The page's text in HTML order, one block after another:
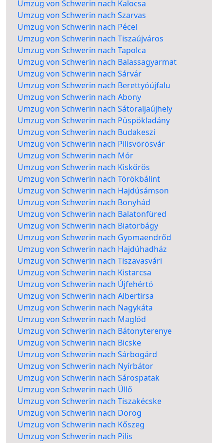
Umzug von Schwerin nach Kalocsa
Umzug von Schwerin nach Szarvas
Umzug von Schwerin nach Pécel
Umzug von Schwerin nach Tiszaújváros
Umzug von Schwerin nach Tapolca
Umzug von Schwerin nach Balassagyarmat
Umzug von Schwerin nach Sárvár
Umzug von Schwerin nach Berettyóújfalu
Umzug von Schwerin nach Abony
Umzug von Schwerin nach Sátoraljaújhely
Umzug von Schwerin nach Püspökladány
Umzug von Schwerin nach Budakeszi
Umzug von Schwerin nach Pilisvörösvár
Umzug von Schwerin nach Mór
Umzug von Schwerin nach Kiskőrös
Umzug von Schwerin nach Törökbálint
Umzug von Schwerin nach Hajdúsámson
Umzug von Schwerin nach Bonyhád
Umzug von Schwerin nach Balatonfüred
Umzug von Schwerin nach Biatorbágy
Umzug von Schwerin nach Gyomaendrőd
Umzug von Schwerin nach Hajdúhadház
Umzug von Schwerin nach Tiszavasvári
Umzug von Schwerin nach Kistarcsa
Umzug von Schwerin nach Újfehértó
Umzug von Schwerin nach Albertirsa
Umzug von Schwerin nach Nagykáta
Umzug von Schwerin nach Maglód
Umzug von Schwerin nach Bátonyterenye
Umzug von Schwerin nach Bicske
Umzug von Schwerin nach Sárbogárd
Umzug von Schwerin nach Nyírbátor
Umzug von Schwerin nach Sárospatak
Umzug von Schwerin nach Üllő
Umzug von Schwerin nach Tiszakécske
Umzug von Schwerin nach Dorog
Umzug von Schwerin nach Kőszeg
Umzug von Schwerin nach Pilis